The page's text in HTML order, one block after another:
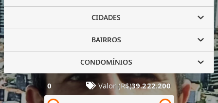
CIDADES
BAIRROS
CONDOMÍNIOS
0 Valor (R$)39.222.200